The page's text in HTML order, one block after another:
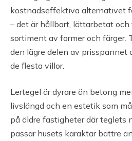
kostnadseffektiva alternativet
– det är hållbart, lättarbetat
sortiment av former och färger.
den lägre delen av prisspannet
de flesta villor.
Lertegel är dyrare än betong
livslängd och en estetik som
på äldre fastigheter där teglets
passar husets karaktär bättre